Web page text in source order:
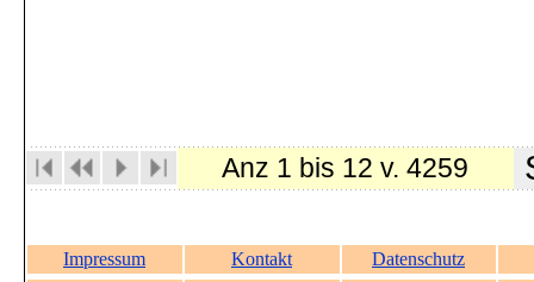
Anz 1 bis 12 v. 4259
Impressum Kontakt
Datenschutz